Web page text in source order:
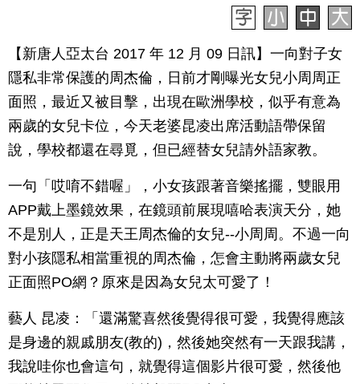
【新唐人亞太台 2017 年 12 月 09 日訊】一向對子女
隱私非常保護的周杰倫，日前才剛曝光女兒小周周正
面照，最近又被目擊，出現在歐洲學校，似乎有意為
兩歲的女兒卡位，今天老婆昆凌出席活動語帶保留
說，學校都還在尋覓，但已經替女兒請外語家教。
一句「哎唷不錯喔」，小女孩跟著音樂搖擺，雙眼用
APP戴上墨鏡效果，在鏡頭前展現嘻哈表演天分，她
不是別人，正是天王周杰倫的女兒--小周周。不過一向
對小孩隱私相當重視的周杰倫，怎會主動將兩歲女兒
正面照PO網？原來是因為女兒太可愛了！
藝人 昆凌：「還滿驚喜然後覺得很可愛，我覺得應該
是身邊的親戚朋友(教的)，然後她突然有一天跟我講，
我說哇你也會這句，就覺得這個影片很可愛，然後他